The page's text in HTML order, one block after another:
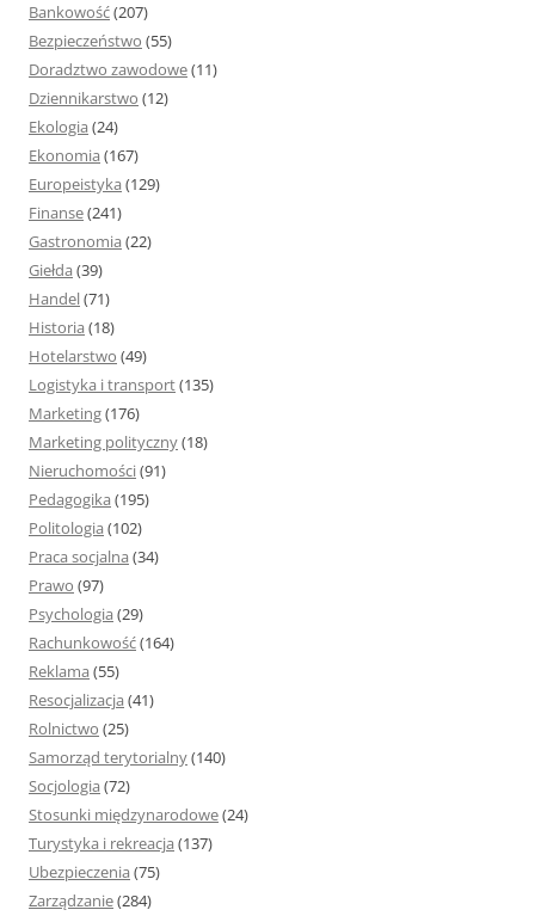
Bankowość(207)
Bezpieczeństwo (55)
Doradztwo zawodowe(11)
Dziennikarstwo (12)
Ekologia (24)
Ekonomia (167)
Europeistyka (129)
Finanse(241)
Gastronomia (22)
Giełda (39)
Handel(71)
Historia (18)
Hotelarstwo (49)
Logistyka i transport(135)
Marketing(176)
Marketing polityczny(18)
Nieruchomości(91)
Pedagogika (195)
Politologia (102)
Praca socjalna (34)
Prawo (97)
Psychologia (29)
Rachunkowość(164)
Reklama (55)
Resocjalizacja (41)
Rolnictwo (25)
Samorząd terytorialny(140)
Socjologia (72)
Stosunki międzynarodowe(24)
Turystyka i rekreacja (137)
Ubezpieczenia (75)
Zarządzanie(284)